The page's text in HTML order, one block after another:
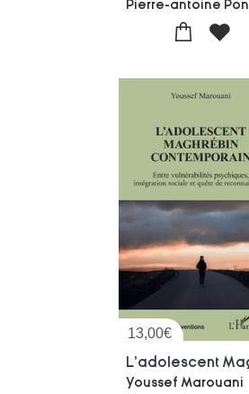
13,00€
Youssef Marouani